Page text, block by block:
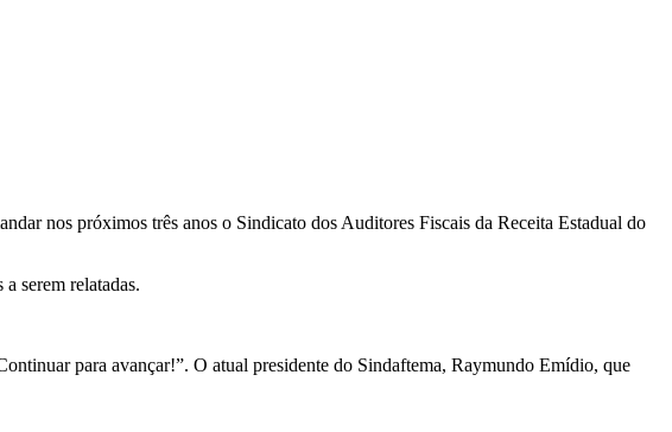
nos próximos três anos o Sindicato dos Auditores Fiscais da Receita Estadual do
serem relatadas.
para avançar!”. O atual presidente do Sindaftema, Raymundo Emídio, que